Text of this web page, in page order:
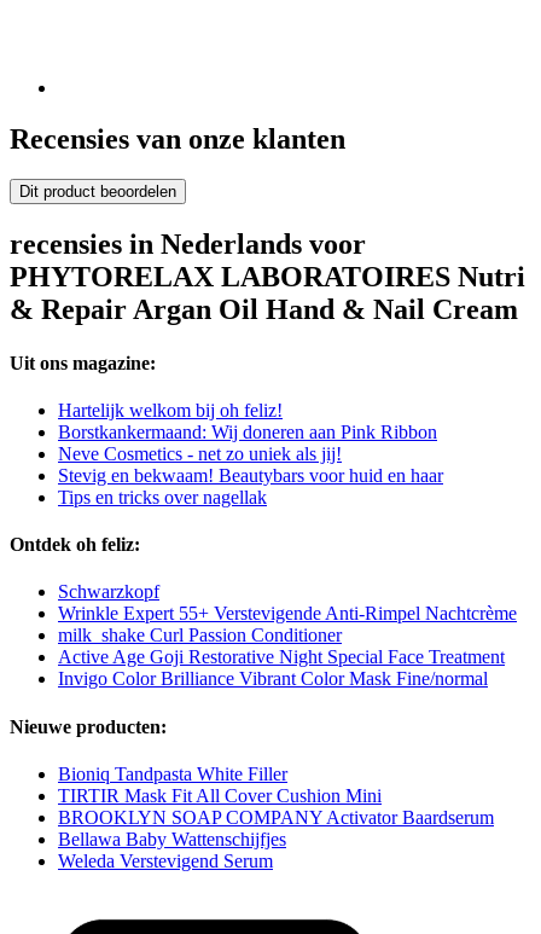
Recensies van onze klanten
Dit product beoordelen
recensies in Nederlands voor
PHYTORELAX LABORATOIRES Nutri
& Repair Argan Oil Hand & Nail Cream
Uit ons magazine:
Hartelijk welkom bij oh feliz!
Borstkankermaand: Wij doneren aan Pink Ribbon
Neve Cosmetics - net zo uniek als jij!
Stevig en bekwaam! Beautybars voor huid en haar
Tips en tricks over nagellak
Ontdek oh feliz:
Schwarzkopf
Wrinkle Expert 55+ Verstevigende Anti-Rimpel Nachtcrème
milk_shake Curl Passion Conditioner
Active Age Goji Restorative Night Special Face Treatment
Invigo Color Brilliance Vibrant Color Mask Fine/normal
Nieuwe producten:
Bioniq Tandpasta White Filler
TIRTIR Mask Fit All Cover Cushion Mini
BROOKLYN SOAP COMPANY Activator Baardserum
Bellawa Baby Wattenschijfjes
Weleda Verstevigend Serum